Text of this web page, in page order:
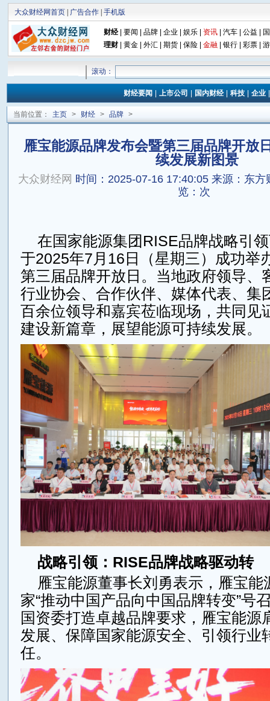
大众财经网首页| 广告合作| 手机版
财经| 要闻 品牌| 企业 娱乐| 资讯| 汽车| 公益
理财| 黄金| 外汇| 期货| 保险| 金融| 银行 彩票|
滚动：
财经要闻 |上市公司|国内财经|科技|企业
当前位置： 主页 > 财经 > 品牌 >
雁宝能源品牌发布会暨第三届品牌开放
续发展新图景
大众财经网 时间：2025-07-16 17:40:05 来源：东方
览： 次
在国家能源集团RISE品牌战略引
于2025年7月16日（星期三）成功举
第三届品牌开放日。当地政府领导、
行业协会、合作伙伴、媒体代表、集
百余位领导和嘉宾莅临现场，共同见
建设新篇章，展望能源可持续发展。
战略引领：RISE品牌战略驱动转
雁宝能源董事长刘勇表示，雁宝能
家“推动中国产品向中国品牌转变”号
国资委打造卓越品牌要求，雁宝能源
发展、保障国家能源安全、引领行业
任。